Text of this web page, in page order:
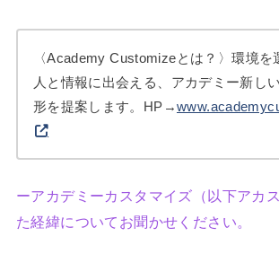
〈Academy Customizeとは？〉環境を
人と情報に出会える、アカデミー新し
形を提案します。HP→
ーアカデミーカスタマイズ（以下アカ
た経緯についてお聞かせください。